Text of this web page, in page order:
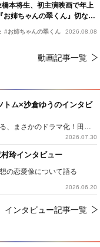
本将生、初主演映画で年上
お姉ちゃんの翠くん』切ない
けを予感
#お姉ちゃんの翠くん 2026.08.08
動画記事一覧
トム×沙倉ゆうのインタビ
『侍タイムスリッパー』ファンに贈る、まさかのドラマ化！田村ツトム×沙倉ゆうのが語る『心配無用ノ介』撮影秘話
2026.07.30
村玲インタビュー
の恋愛像について語る
2026.06.20
インタビュー記事一覧